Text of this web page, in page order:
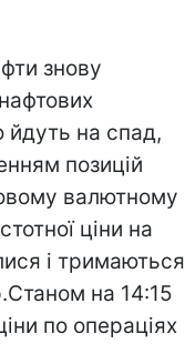
знову
йдуть на спад,
позицій
валютному
ціни на
і тримаються
на 14:15
по операціях